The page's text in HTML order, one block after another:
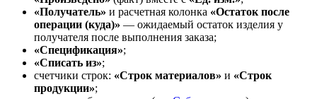
«Получатель» и расчетная колонка «Остаток после
операции (куда)» — ожидаемый остаток изделия у
получателя после выполнения заказа;
«Спецификация»;
«Списать из»;
счетчики строк: «Строк материалов» и «Строк
продукции»;